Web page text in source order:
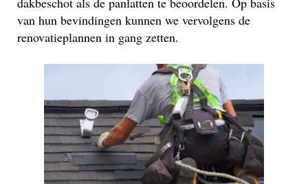
van hun bevindingen kunnen we vervolgens de
renovatieplannen in gang zetten.